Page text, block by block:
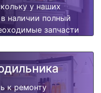
у наших
наличии полный
запчасти
к ремонту